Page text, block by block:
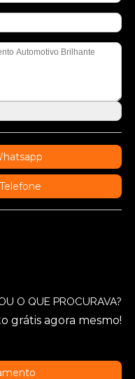
O QUE PROCURAVA?
grátis agora mesmo!